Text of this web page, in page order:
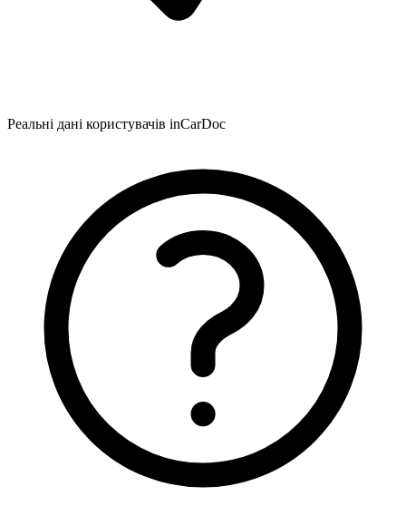
Реальні дані користувачів inCarDoc